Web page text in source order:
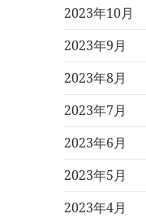
2023年10月
2023年9月
2023年8月
2023年7月
2023年6月
2023年5月
2023年4月